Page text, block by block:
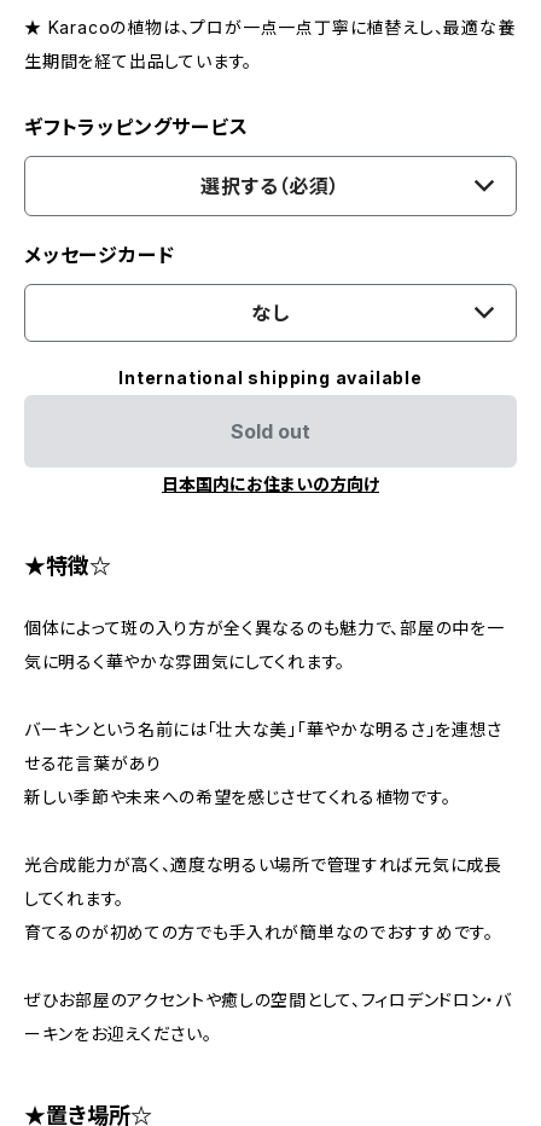
★ Karacoの植物は、プロが一点一点丁寧に植替えし、最適な養
生期間を経て出品しています。
ギフトラッピングサービス
選択する（必須）
メッセージカード
なし
International shipping available
Sold out
日本国内にお住まいの方向け
★特徴☆
個体によって斑の入り方が全く異なるのも魅力で、部屋の中を一
気に明るく華やかな雰囲気にしてくれます。
バーキンという名前には「壮大な美」「華やかな明るさ」を連想さ
せる花言葉があり
新しい季節や未来への希望を感じさせてくれる植物です。
光合成能力が高く、適度な明るい場所で管理すれば元気に成長
してくれます。
育てるのが初めての方でも手入れが簡単なのでおすすめです。
ぜひお部屋のアクセントや癒しの空間として、フィロデンドロン・バ
ーキンをお迎えください。
★置き場所☆